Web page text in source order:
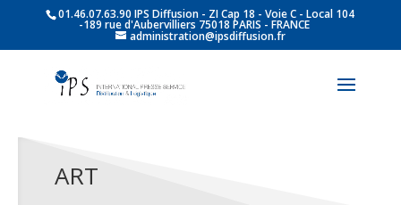
01.46.07.63.90 IPS Diffusion - ZI Cap 18 - Voie C - Local 104
-189 rue d'Aubervilliers 75018 PARIS - FRANCE
administration@ipsdiffusion.fr
ART